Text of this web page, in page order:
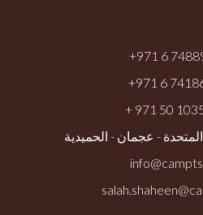
+971 6
+971 6
+ 971 50
المتحدة - عجمان - الحميدية